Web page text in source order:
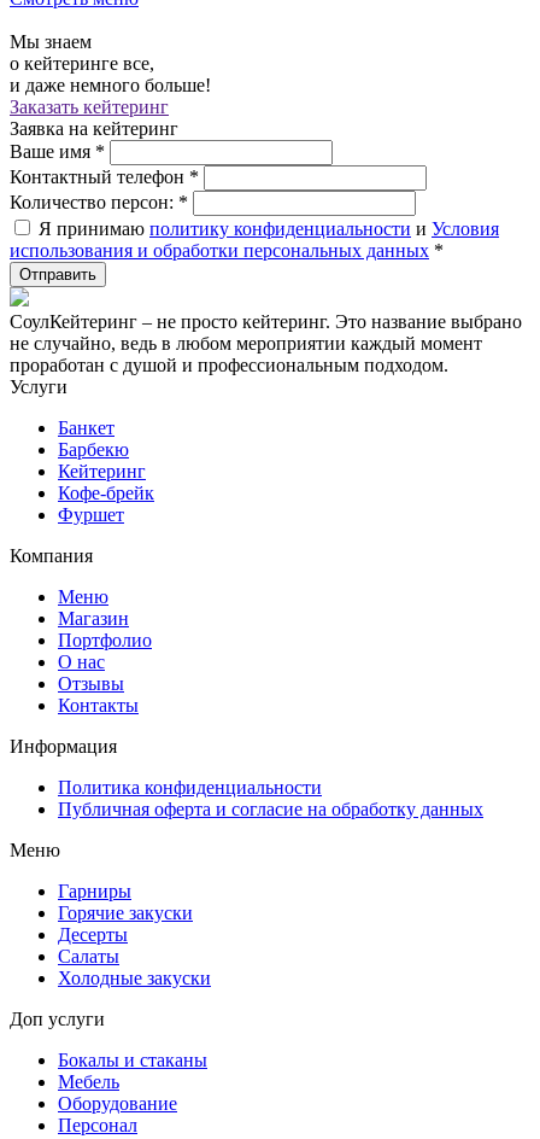
Мы знаем
о кейтеринге все,
и даже немного больше!
Заказать кейтеринг
Заявка на кейтеринг
Ваше имя *
Контактный телефон *
Количество персон: *
Я принимаю политику конфиденциальности и Условия
использования и обработки персональных данных *
СоулКейтеринг – не просто кейтеринг. Это название выбрано
не случайно, ведь в любом мероприятии каждый момент
проработан с душой и профессиональным подходом.
Услуги
Банкет
Барбекю
Кейтеринг
Кофе-брейк
Фуршет
Компания
Меню
Магазин
Портфолио
О нас
Отзывы
Контакты
Информация
Политика конфиденциальности
Публичная оферта и согласие на обработку данных
Меню
Гарниры
Горячие закуски
Десерты
Салаты
Холодные закуски
Доп услуги
Бокалы и стаканы
Мебель
Оборудование
Персонал